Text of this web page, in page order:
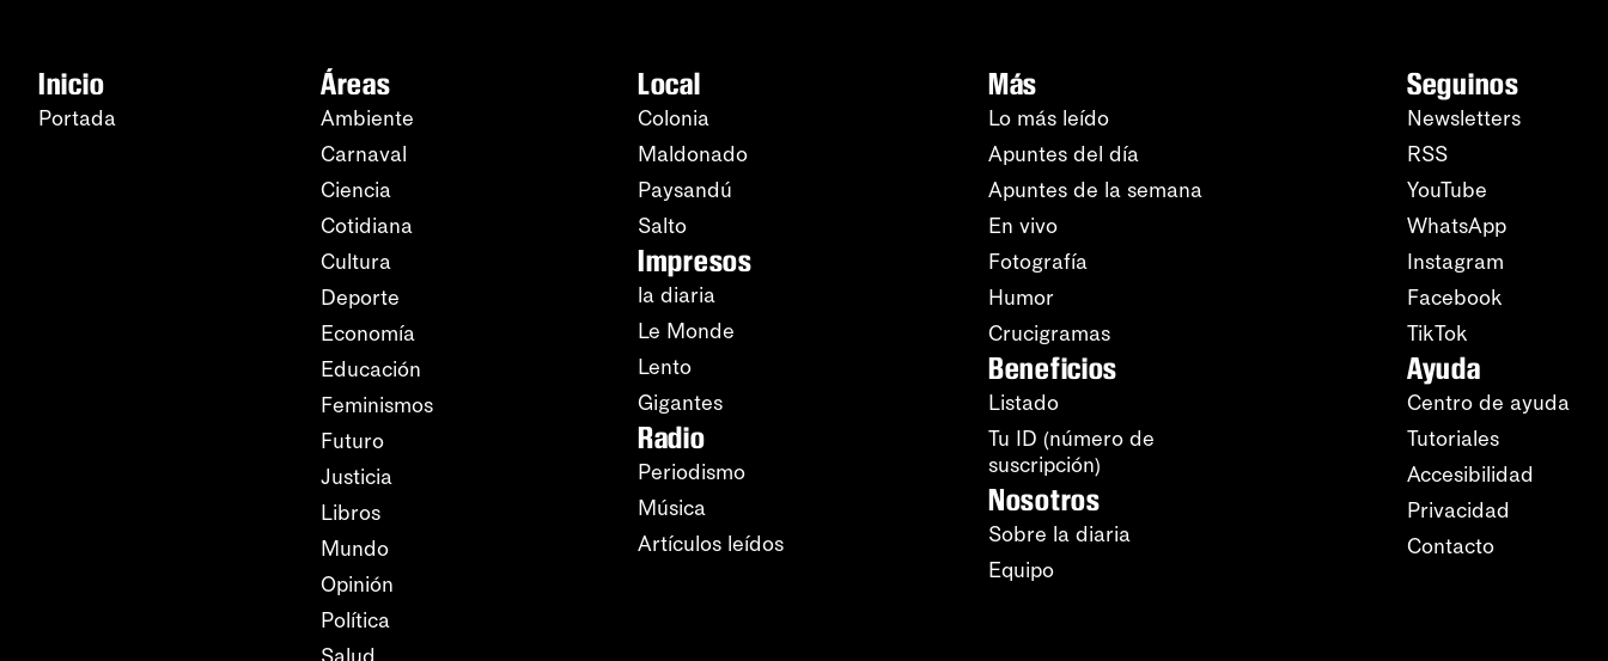
Inicio
Portada
Áreas
Ambiente
Carnaval
Ciencia
Cotidiana
Cultura
Deporte
Economía
Educación
Feminismos
Futuro
Justicia
Libros
Mundo
Opinión
Política
Local
Colonia
Maldonado
Paysandú
Salto
Impresos
la diaria
Le Monde
Lento
Gigantes
Radio
Periodismo
Música
Artículos leídos
Más
Lo más leído
Apuntes del día
Apuntes de la semana
En vivo
Fotografía
Humor
Crucigramas
Beneficios
Listado
Tu ID (número de
suscripción)
Nosotros
Sobre la diaria
Equipo
Seguinos
Newsletters
RSS
YouTube
WhatsApp
Instagram
Facebook
TikTok
Ayuda
Centro de ayuda
Tutoriales
Accesibilidad
Privacidad
Contacto